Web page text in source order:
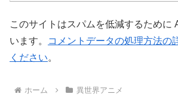
このサイトはスパムを低減するために
います。
コメントデータの処理方法の
ください。
ホーム 異世界アニメ